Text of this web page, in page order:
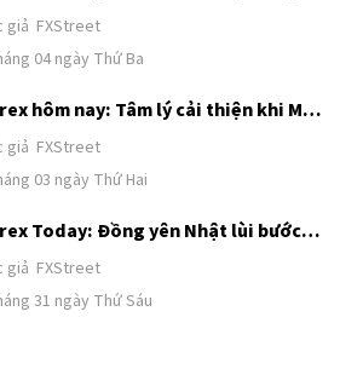
tục hỗ trợ USD trước loạt dữ liệu
theo của Mỹ
giả FXStreet
04 ngày Thứ Ba
hôm nay: Tâm lý cải thiện khi Mỹ
nối lại nỗ lực tìm kiếm giải pháp
giao
giả FXStreet
03 ngày Thứ Hai
Today: Đồng yên Nhật lùi bước
khi tăng mạnh nhờ nghi ngờ can
BoJ giữ nguyên chính sách
giả FXStreet
31 ngày Thứ Sáu